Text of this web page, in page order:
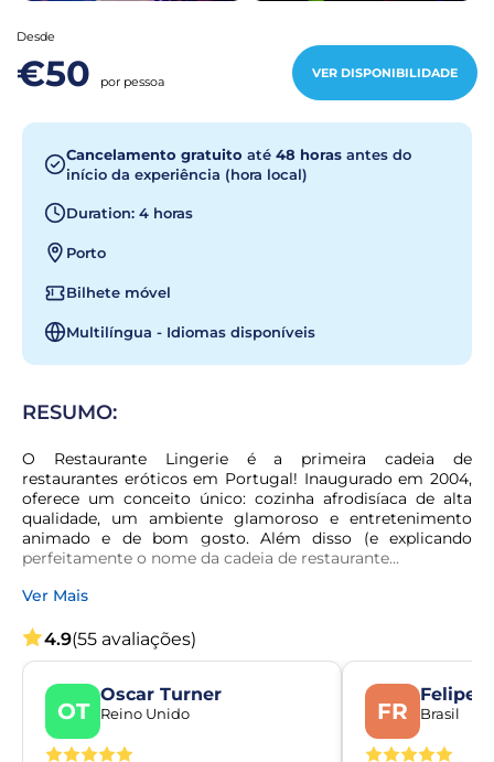
Desde
€50 por pessoa
VER DISPONIBILIDADE
Cancelamento gratuito até 48 horas antes do
início da experiência (hora local)
Duration: 4 horas
Porto
Bilhete móvel
Multilíngua - Idiomas disponíveis
RESUMO:
O Restaurante Lingerie é a primeira cadeia de
restaurantes eróticos em Portugal! Inaugurado em 2004,
oferece um conceito único: cozinha afrodisíaca de alta
qualidade, um ambiente glamoroso e entretenimento
animado e de bom gosto. Além disso (e explicando
perfeitamente o nome da cadeia de restaurante...
Ver Mais
4.9(55 avaliações)
OT
Oscar Turner
Reino Unido FR
Felipe
Brasil